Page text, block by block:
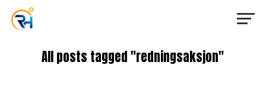
All posts tagged "redningsaksjon"